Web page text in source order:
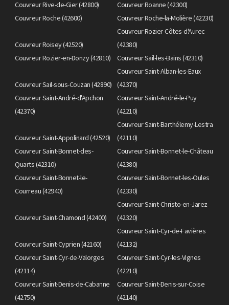
Couvreur Rive-de-Gier (42800)
Couvreur Roanne (42300)
Couvreur Roche (42600)
Couvreur Roche-la-Molière (42230)
Couvreur Roisey (42520)
Couvreur Rozier-Côtes-d'Aurec
(42380)
Couvreur Rozier-en-Donzy (42810)
Couvreur Sail-les-Bains (42310)
Couvreur Sail-sous-Couzan (42890)
Couvreur Saint-Alban-les-Eaux
(42370)
Couvreur Saint-André-d'Apchon
(42370)
Couvreur Saint-André-le-Puy
(42210)
Couvreur Saint-Appolinard (42520)
Couvreur Saint-Barthélemy-Lestra
(42110)
Couvreur Saint-Bonnet-des-
Quarts (42310)
Couvreur Saint-Bonnet-le-Château
(42380)
Couvreur Saint-Bonnet-le-
Courreau (42940)
Couvreur Saint-Bonnet-les-Oules
(42330)
Couvreur Saint-Chamond (42400)
Couvreur Saint-Christo-en-Jarez
(42320)
Couvreur Saint-Cyprien (42160)
Couvreur Saint-Cyr-de-Favières
(42132)
Couvreur Saint-Cyr-de-Valorges
(42114)
Couvreur Saint-Cyr-les-Vignes
(42210)
Couvreur Saint-Denis-de-Cabanne
(42750)
Couvreur Saint-Denis-sur-Coise
(42140)